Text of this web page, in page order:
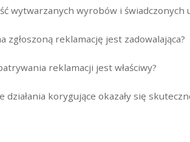
wytwarzanych wyrobów i świadczonych
zgłoszoną reklamację jest zadowalająca?
reklamacji jest właściwy?
działania korygujące okazały się